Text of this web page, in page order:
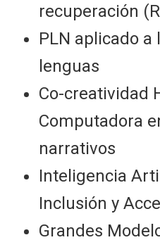
recuperación
PLN aplicado a
lenguas
Co-creatividad
Computadora
narrativos
Inteligencia
Inclusión y
Grandes